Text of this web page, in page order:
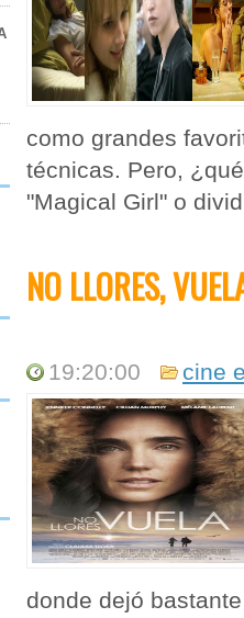
como grandes
técnicas. Pero,
"Magical Girl" o
NO LLORES,
19:20:00 cine
donde dejó